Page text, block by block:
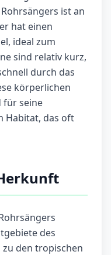
ist an
hat einen
ideal zum
sind relativ kurz,
durch das
körperlichen
für seine
Habitat, das oft
des
den tropischen